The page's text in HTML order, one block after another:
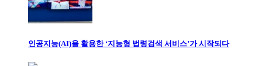
인공지능(AI)을 활용한 ‘지능형 법령검색 서비스’가 시작되다